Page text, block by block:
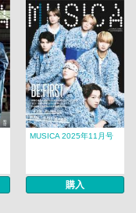
MUSICA 2025年11月号
購入